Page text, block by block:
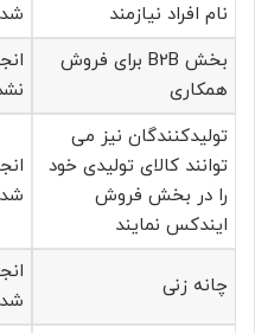
نام افراد نیازمند
شد
بخش B2B برای فروش
همکاری
تولیدکنندگان نیز می
توانند کالای تولیدی خود
را در بخش فروش
ایندکس نمایند
شد
چانه زنی
شد